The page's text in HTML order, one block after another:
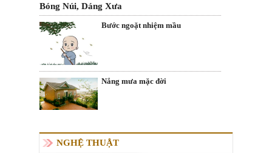
Bóng Núi, Dáng Xưa
Bước ngoặt nhiệm mầu
Nắng mưa mặc đời
NGHỆ THUẬT